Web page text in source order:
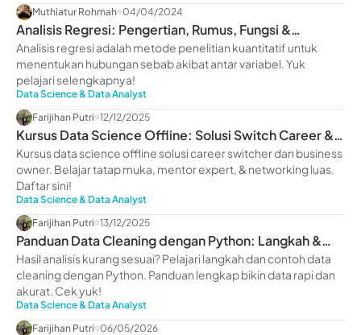
Muthiatur Rohmah 04/04/2024
Analisis Regresi: Pengertian, Rumus, Fungsi &
Manfaatnya
Analisis regresi adalah metode penelitian kuantitatif untuk
menentukan hubungan sebab akibat antar variabel. Yuk
pelajari selengkapnya!
Data Science & Data Analyst
Farijihan Putri 12/12/2025
Kursus Data Science Offline: Solusi Switch Career &
Scale Up Bisnis
Kursus data science offline solusi career switcher dan business
owner. Belajar tatap muka, mentor expert, & networking luas.
Daftar sini!
Data Science & Data Analyst
Farijihan Putri 13/12/2025
Panduan Data Cleaning dengan Python: Langkah &
Contohnya
Hasil analisis kurang sesuai? Pelajari langkah dan contoh data
cleaning dengan Python. Panduan lengkap bikin data rapi dan
akurat. Cek yuk!
Data Science & Data Analyst
Farijihan Putri 06/05/2026